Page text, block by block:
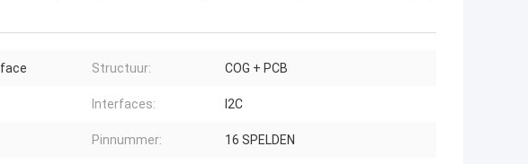
Structuur: COG + PCB
Interfaces: I2C
Pinnummer: 16 SPELDEN